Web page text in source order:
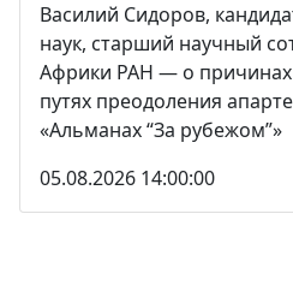
Василий Сидоров,
наук, старший научный
Африки РАН — о причинах
путях преодоления
«Альманах “За рубежом”»
05.08.2026 14:00:00